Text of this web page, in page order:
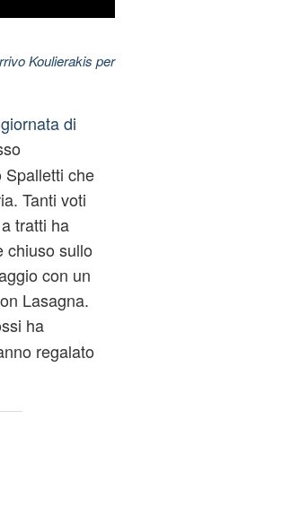
Koulierakis per
di
che
Tanti voti
tratti ha
chiuso sullo
con un
Lasagna.
ha
regalato